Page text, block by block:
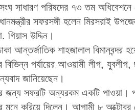
সাধারণ পরিষদের ৭৩ তম অধিবেশনে
সফরসঙ্গী হলেন মিরসরাই
উদ্দিন।
আন্তর্জাতিক শাহজালাল বিমানবন্দর
পর্যায়ের আওয়ামী লীগ,
জানিয়েছেন।
জন্য সফরটি অন্যরকম একটি পাওয়া।